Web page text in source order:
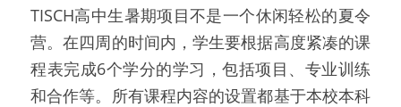
TISCH高中生暑期项目不是一个休闲轻松的夏令
营。在四周的时间内，学生要根据高度紧凑的课
程表完成6个学分的学习，包括项目、专业训练
和合作等。所有课程内容的设置都基于本校本科